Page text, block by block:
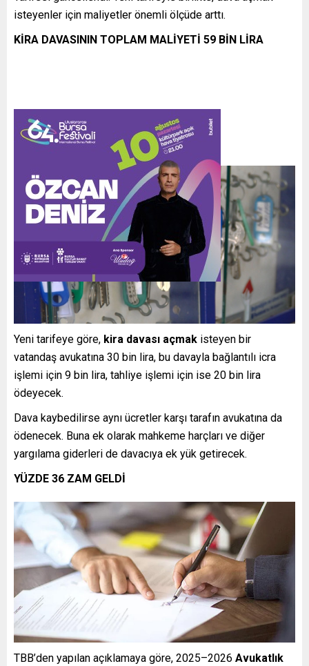
isteyenler için maliyetler önemli ölçüde arttı.
KİRA DAVASININ TOPLAM MALİYETİ 59 BİN LİRA
Yeni tarifeye göre, kira davası açmak isteyen bir
vatandaş avukatına 30 bin lira, bu davayla bağlantılı icra
işlemi için 9 bin lira, tahliye işlemi için ise 20 bin lira
ödeyecek.
Dava kaybedilirse aynı ücretler karşı tarafın avukatına da
ödenecek. Buna ek olarak mahkeme harçları ve diğer
yargılama giderleri de davacıya ek yük getirecek.
YÜZDE 36 ZAM GELDİ
TBB’den yapılan açıklamaya göre, 2025–2026 Avukatlık